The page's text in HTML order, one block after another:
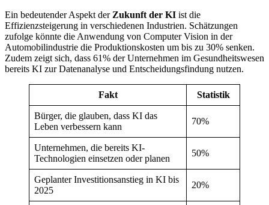
Ein bedeutender Aspekt der Zukunft der KI ist die
Effizienzsteigerung in verschiedenen Industrien. Schätzungen
zufolge könnte die Anwendung von Computer Vision in der
Automobilindustrie die Produktionskosten um bis zu 30% senken.
Zudem zeigt sich, dass 61% der Unternehmen im Gesundheitswesen
bereits KI zur Datenanalyse und Entscheidungsfindung nutzen.
Fakt Statistik
Bürger, die glauben, dass KI das
Leben verbessern kann
70%
Unternehmen, die bereits KI-
Technologien einsetzen oder planen
50%
Geplanter Investitionsanstieg in KI bis
2025
20%